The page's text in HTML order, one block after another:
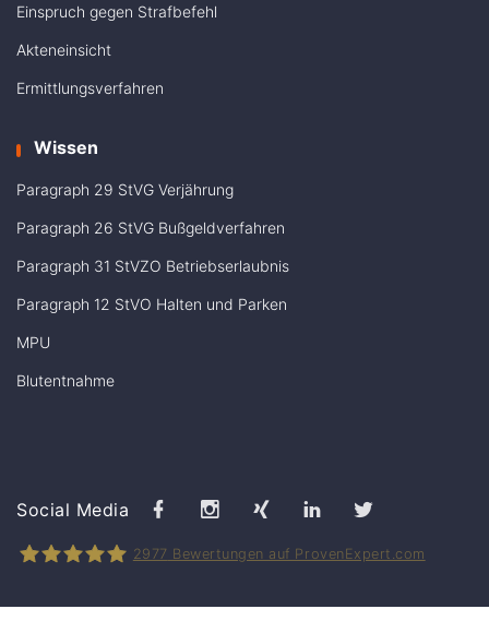
Einspruch gegen Strafbefehl
Akteneinsicht
Ermittlungsverfahren
Wissen
Paragraph 29 StVG Verjährung
Paragraph 26 StVG Bußgeldverfahren
Paragraph 31 StVZO Betriebserlaubnis
Paragraph 12 StVO Halten und Parken
MPU
Blutentnahme
Social Media Stolle Rechtsanwälte auf
Stolle Rechtsanwälte auf
StolleStolle
2977 Bewertungen auf ProvenExpert.com